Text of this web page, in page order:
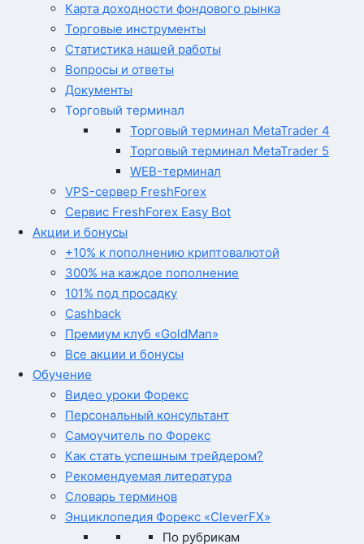
Карта доходности фондового рынка
Торговые инструменты
Статистика нашей работы
Вопросы и ответы
Документы
Торговый терминал
Торговый терминал MetaTrader 4
Торговый терминал MetaTrader 5
WEB-терминал
VPS-сервер FreshForex
Сервис FreshForex Easy Bot
Акции и бонусы
+10% к пополнению криптовалютой
300% на каждое пополнение
101% под просадку
Cashback
Премиум клуб «GoldMan»
Все акции и бонусы
Обучение
Видео уроки Форекс
Персональный консультант
Самоучитель по Форекс
Как стать успешным трейдером?
Рекомендуемая литература
Словарь терминов
Энциклопедия Форекс «CleverFX»
По рубрикам